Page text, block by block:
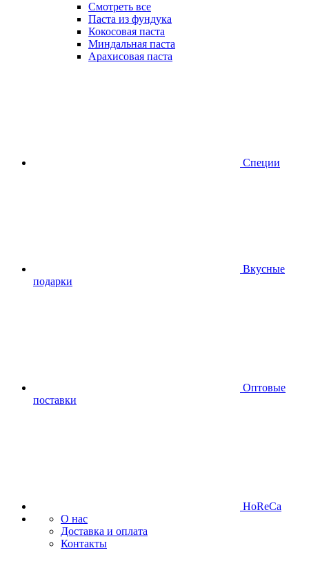
Смотреть все
Паста из фундука
Кокосовая паста
Миндальная паста
Арахисовая паста
Специи
Вкусные
подарки
Оптовые
поставки
HoReCa
О нас
Доставка и оплата
Контакты